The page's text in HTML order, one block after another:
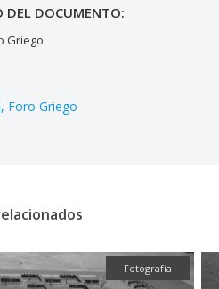
DEL DOCUMENTO:
Griego
Foro Griego
Fotografía